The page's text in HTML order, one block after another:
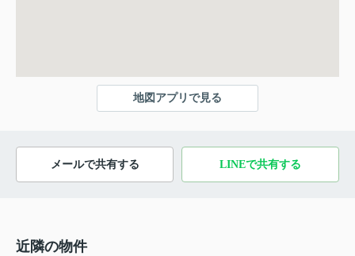
地図アプリで見る
メールで共有する LINEで共有する
近隣の物件